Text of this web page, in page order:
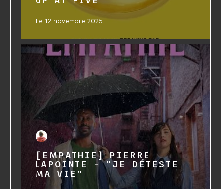
Le 12 novembre 2025
[EMPATHIE] PIERRE
LAPOINTE - "JE DÉTESTE
MA VIE"